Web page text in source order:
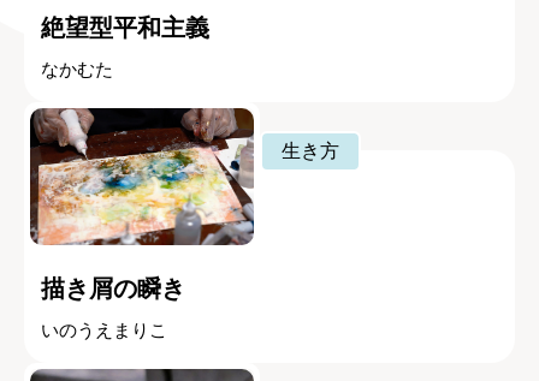
絶望型平和主義
なかむた
生き方
描き屑の瞬き
いのうえまりこ